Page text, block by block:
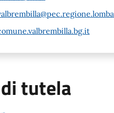
tutela